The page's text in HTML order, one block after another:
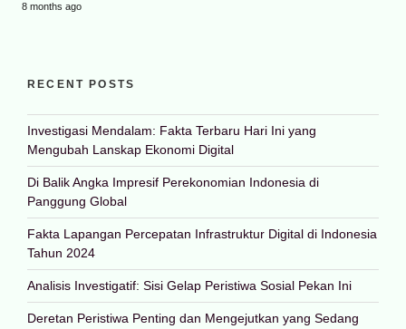
8 months ago
RECENT POSTS
Investigasi Mendalam: Fakta Terbaru Hari Ini yang
Mengubah Lanskap Ekonomi Digital
Di Balik Angka Impresif Perekonomian Indonesia di
Panggung Global
Fakta Lapangan Percepatan Infrastruktur Digital di Indonesia
Tahun 2024
Analisis Investigatif: Sisi Gelap Peristiwa Sosial Pekan Ini
Deretan Peristiwa Penting dan Mengejutkan yang Sedang